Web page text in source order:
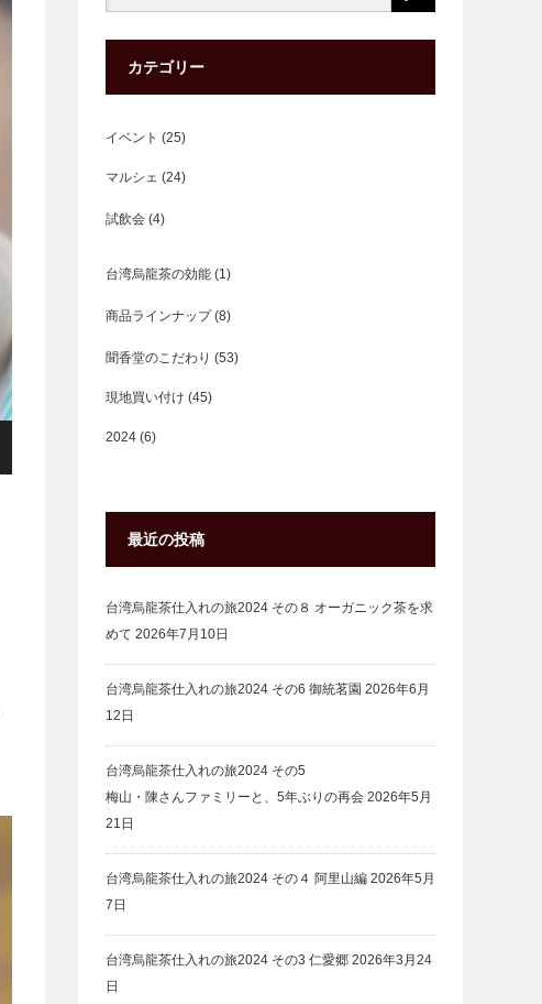
カテゴリー
イベント (25)
マルシェ (24)
試飲会 (4)
台湾烏龍茶の効能 (1)
商品ラインナップ(8)
聞香堂のこだわり (53)
現地買い付け (45)
2024 (6)
最近の投稿
台湾烏龍茶仕入れの旅2024 その８ オーガニック茶を求
めて 2026年7月10日
台湾烏龍茶仕入れの旅2024 その6 御統茗園 2026年6月
12日
台湾烏龍茶仕入れの旅2024 その5
梅山・陳さんファミリーと、5年ぶりの再会 2026年5月
21日
台湾烏龍茶仕入れの旅2024 その４ 阿里山編 2026年5月
7日
台湾烏龍茶仕入れの旅2024 その3 仁愛郷 2026年3月24
日